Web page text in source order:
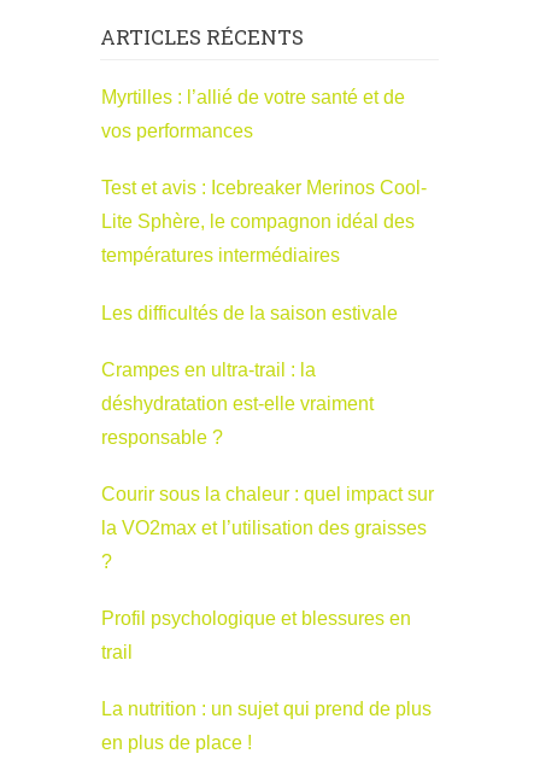
ARTICLES RÉCENTS
Myrtilles : l’allié de votre santé et de
vos performances
Test et avis : Icebreaker Merinos Cool-
Lite Sphère, le compagnon idéal des
températures intermédiaires
Les difficultés de la saison estivale
Crampes en ultra-trail : la
déshydratation est-elle vraiment
responsable ?
Courir sous la chaleur : quel impact sur
la VO2max et l’utilisation des graisses
?
Profil psychologique et blessures en
trail
La nutrition : un sujet qui prend de plus
en plus de place !